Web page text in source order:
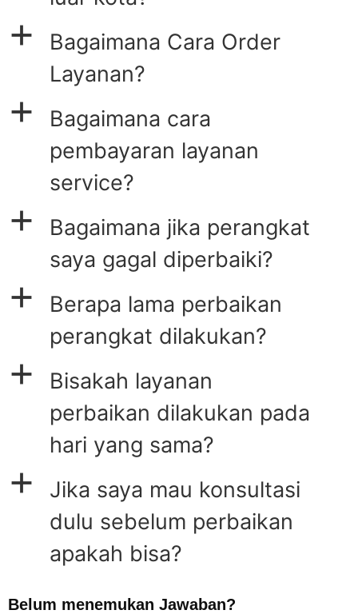
a
Bagaimana Cara Order
Layanan?
a
Bagaimana cara
pembayaran layanan
service?
a
Bagaimana jika perangkat
saya gagal diperbaiki?
a
Berapa lama perbaikan
perangkat dilakukan?
a
Bisakah layanan
perbaikan dilakukan pada
hari yang sama?
a
Jika saya mau konsultasi
dulu sebelum perbaikan
apakah bisa?
Belum menemukan Jawaban?